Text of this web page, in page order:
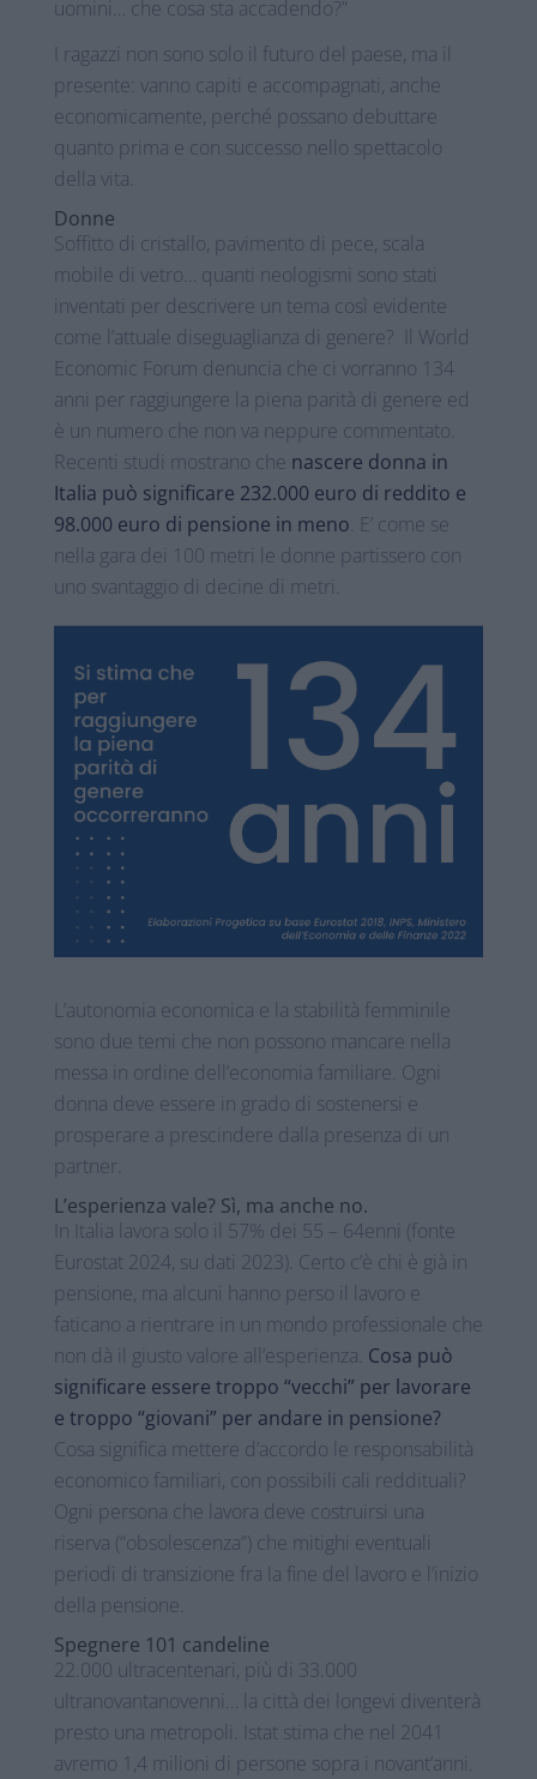
uomini… che cosa sta accadendo?”
I ragazzi non sono solo il futuro del paese, ma il
presente: vanno capiti e accompagnati, anche
economicamente, perché possano debuttare
quanto prima e con successo nello spettacolo
della vita.
Donne
Soffitto di cristallo, pavimento di pece, scala
mobile di vetro… quanti neologismi sono stati
inventati per descrivere un tema così evidente
come l’attuale diseguaglianza di genere? Il World
Economic Forum denuncia che ci vorranno 134
anni per raggiungere la piena parità di genere ed
è un numero che non va neppure commentato.
Recenti studi mostrano che nascere donna in
Italia può significare 232.000 euro di reddito e
98.000 euro di pensione in meno . E’ come se
nella gara dei 100 metri le donne partissero con
uno svantaggio di decine di metri.
L’autonomia economica e la stabilità femminile
sono due temi che non possono mancare nella
messa in ordine dell’economia familiare. Ogni
donna deve essere in grado di sostenersi e
prosperare a prescindere dalla presenza di un
partner.
L’esperienza vale? Sì, ma anche no.
In Italia lavora solo il 57% dei 55 – 64enni (fonte
Eurostat 2024, su dati 2023). Certo c’è chi è già in
pensione, ma alcuni hanno perso il lavoro e
faticano a rientrare in un mondo professionale che
non dà il giusto valore all’esperienza. Cosa può
significare essere troppo “vecchi” per lavorare
e troppo “giovani” per andare in pensione?
Cosa significa mettere d’accordo le responsabilità
economico familiari, con possibili cali reddituali?
Ogni persona che lavora deve costruirsi una
riserva (“obsolescenza”) che mitighi eventuali
periodi di transizione fra la fine del lavoro e l’inizio
della pensione.
Spegnere 101 candeline
22.000 ultracentenari, più di 33.000
ultranovantanovenni… la città dei longevi diventerà
presto una metropoli. Istat stima che nel 2041
avremo 1,4 milioni di persone sopra i novant’anni.